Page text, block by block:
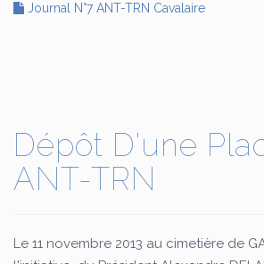
Journal N°7 ANT-TRN Cavalaire
Dépôt D'une
ANT-TRN
Le 11 novembre 2013 au cimetière de